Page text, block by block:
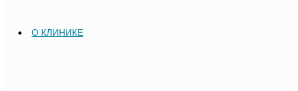
О КЛИНИКЕ